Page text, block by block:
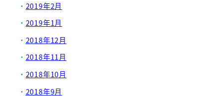
2019年2月
2019年1月
2018年12月
2018年11月
2018年10月
2018年9月